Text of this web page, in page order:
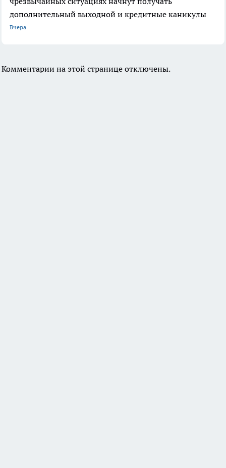
дополнительный выходной и кредитные каникулы
Вчера
Комментарии на этой странице отключены.